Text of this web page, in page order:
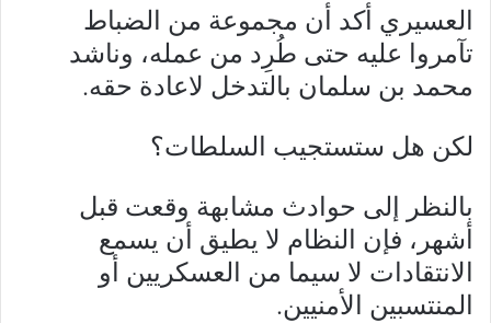
العسيري أكد أن مجموعة من الضباط
تآمروا عليه حتى طُرِد من عمله، وناشد
محمد بن سلمان بالتدخل لاعادة حقه.
لكن هل ستستجيب السلطات؟
بالنظر إلى حوادث مشابهة وقعت قبل
أشهر، فإن النظام لا يطيق أن يسمع
الانتقادات لا سيما من العسكريين أو
المنتسبين الأمنيين.